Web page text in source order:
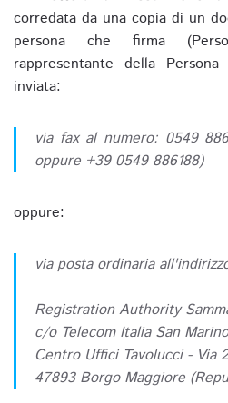
corredata da una copia di un
persona che firma
rappresentante della
inviata:
via fax al numero: 0549
oppure +39 0549 886188)
oppure:
via posta ordinaria
Registration Authority
c/o Telecom Italia San
Centro Uffici Tavolucci - Via
47893 Borgo Maggiore